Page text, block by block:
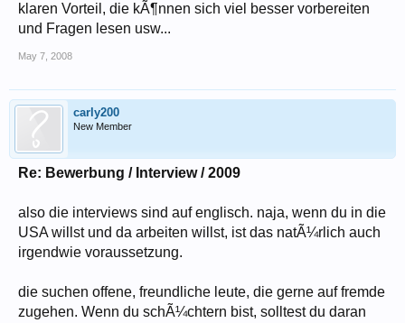
klaren Vorteil, die kÃ¶nnen sich viel besser vorbereiten
und Fragen lesen usw...
May 7, 2008
carly200
New Member
Re: Bewerbung / Interview / 2009
also die interviews sind auf englisch. naja, wenn du in die
USA willst und da arbeiten willst, ist das natÃ¼rlich auch
irgendwie voraussetzung.
die suchen offene, freundliche leute, die gerne auf fremde
zugehen. Wenn du schÃ¼chtern bist, solltest du daran